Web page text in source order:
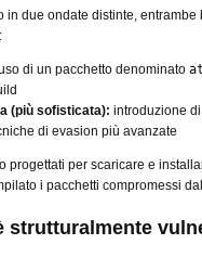
in due ondate distinte,
di un pacchetto denominato
(più sofisticata): introduzione
di evasion più avanzate
progettati per scaricare e
i pacchetti compromessi
strutturalmente